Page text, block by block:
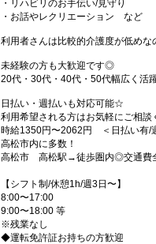
・リハビリのお手伝い/見守り
・お話やレクリエーション など
利用者さんは比較的介護度が低め
未経験の方も大歓迎です◎
20代・30代・40代・50代幅広く活
日払い・週払いも対応可能☆
利用希望される方はお気軽にご相談
時給1350円〜2062円 ＜日払い有/
高松市内に多数！
高松市 高松駅→徒歩圏内◎交通費
【シフト制/休憩1h/週3日〜】
8:00〜17:00
9:00〜18:00 等
※残業なし
◆運転免許証お持ちの方歓迎